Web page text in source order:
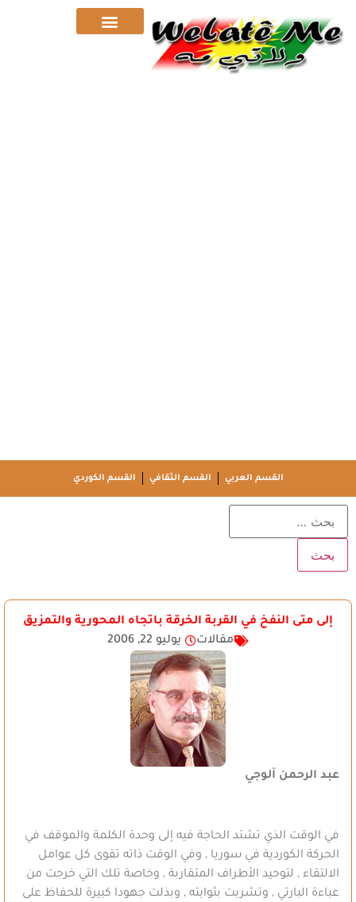
القسم العربي القسم الثقافي القسم الكوردي
إلى متى النفخ في القربة الخرقة باتجاه المحورية والتمزيق
مقالات
يوليو 22, 2006
عبد الرحمن آلوجي
في الوقت الذي تشتد الحاجة فيه إلى وحدة الكلمة والموقف في
الحركة الكوردية في سوريا , وفي الوقت ذاته تقوى كل عوامل
الالتقاء , لتوحيد الأطراف المتقاربة , وخاصة تلك التي خرجت من
عباءة البارتي , وتشربت بثوابته , وبذلت جهودا كبيرة للحفاظ على